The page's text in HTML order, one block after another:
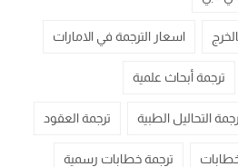
اسعار الترجمة في الامارات
ترجمة أبحاث علمية
التحاليل الطبية ترجمة العقود
ترجمة خطابات رسمية